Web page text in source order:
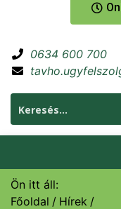
0634 600 700
Ön itt áll:
Főoldal
Hírek